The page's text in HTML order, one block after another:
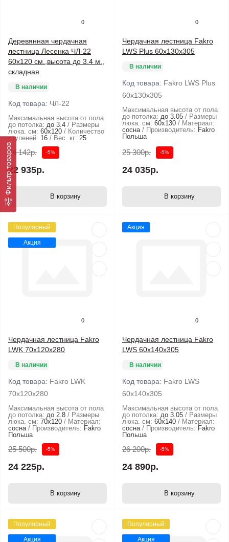
Фильтр товаров
0
Деревянная чердачная
лестница Лесенка ЧЛ-22
60х120 см.,высота до 3.4 м.,
складная
В наличии
Код товара: ЧЛ-22
Максимальная высота от пола
до потолка: до 3.4
Размеры
люка. см: 60x120
Количество
ступеней: 16 Вес. кг: 25
24 142р. -5%
22 935р.
В корзину
0
Чердачная лестница Fakro
LWS Plus 60х130х305
В наличии
Код товара: Fakro LWS Plus
60х130х305
Максимальная высота от пола
до потолка: до 3.05
Размеры
люка. см: 60x130
Материал:
сосна
Производитель: Fakro
Польша
25 300р. -5%
24 035р.
В корзину
Популярный
Акция
0
Чердачная лестница Fakro
LWK 70х120х280
В наличии
Код товара: Fakro LWK
70х120х280
Максимальная высота от пола
до потолка: до 2.8
Размеры
люка. см: 70x120
Материал:
сосна
Производитель: Fakro
Польша
25 500р. -5%
24 225р.
В корзину
Акция
0
Чердачная лестница Fakro
LWS 60х140х305
В наличии
Код товара: Fakro LWS
60х140х305
Максимальная высота от пола
до потолка: до 3.05
Размеры
люка. см: 60x140
Материал:
сосна
Производитель: Fakro
Польша
26 200р. -5%
24 890р.
В корзину
Популярный
Акция
Популярный
Акция